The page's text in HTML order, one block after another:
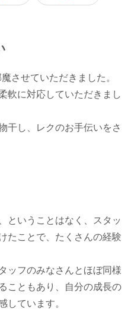
させていただきました。
軟に対応していただきまし
干し、レクのお手伝いをさ
ということはなく、スタッ
たことで、たくさんの経験
ッフのみなさんとほぼ同様
こともあり、自分の成長の
しています。